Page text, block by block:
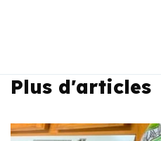
Plus d'articles